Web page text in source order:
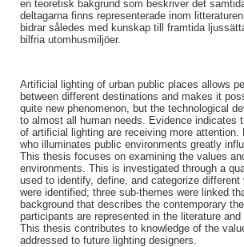
en teoretisk bakgrund som beskriver det
deltagarna finns representerade inom
bidrar således med kunskap till framtida
bilfria utomhusmiljöer.
Artificial lighting of urban public places allows
between different destinations and makes it
quite new phenomenon, but the technological
to almost all human needs. Evidence indicates
of artificial lighting are receiving more
who illuminates public environments greatly
This thesis focuses on examining the values
environments. This is investigated through a
used to identify, define, and categorize
were identified; three sub-themes were linked
background that describes the contemporary
participants are represented in the literature
This thesis contributes to knowledge of the
addressed to future lighting designers.